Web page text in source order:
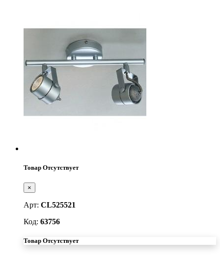
Товар Отсутствует
×
Арт: CL525521
Код: 63756
Товар Отсутствует